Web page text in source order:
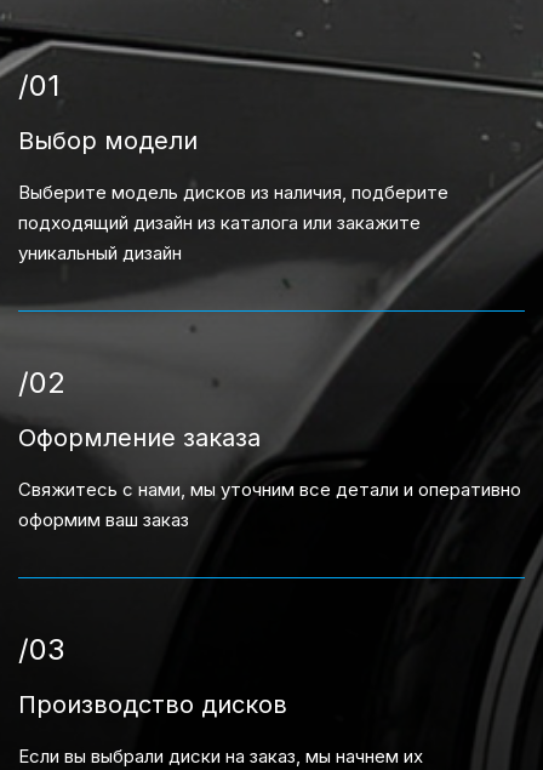
/01
Выбор модели
Выберите модель дисков из наличия, подберите
подходящий дизайн из каталога или закажите
уникальный дизайн
/02
Оформление заказа
Свяжитесь с нами, мы уточним все детали и оперативно
оформим ваш заказ
/03
Производство дисков
Если вы выбрали диски на заказ, мы начнем их